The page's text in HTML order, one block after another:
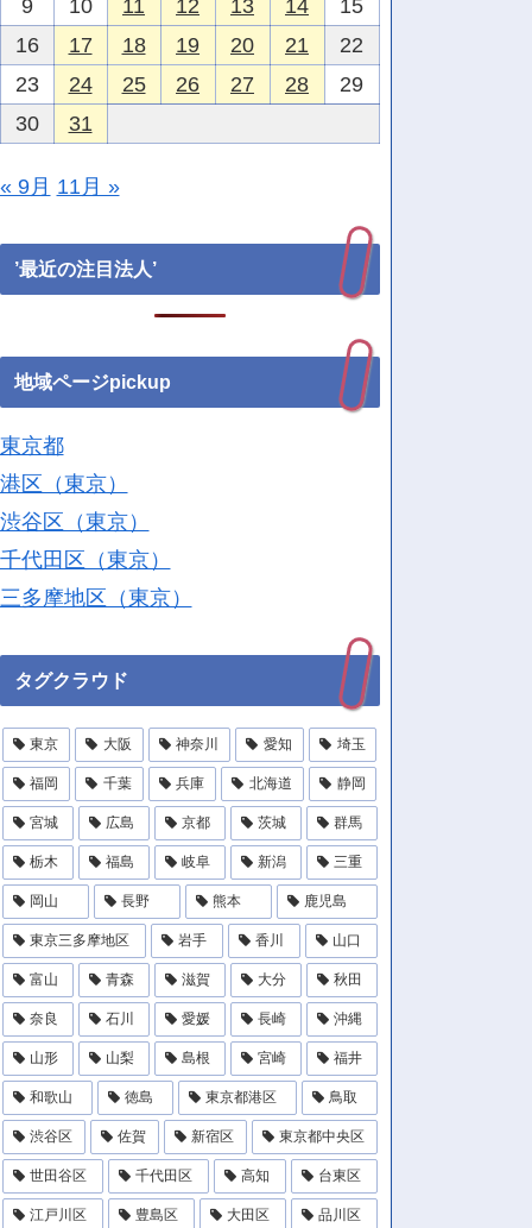
9
10 11 12 13 14
15
16
17 18 19 20 21
22
23
24 25 26 27 28
29
30
31
« 9月 11月 »
’最近の注目法人’
地域ページpickup
東京都
港区（東京）
渋谷区（東京）
千代田区（東京）
三多摩地区（東京）
タグクラウド
東京 大阪 神奈川 愛知 埼玉
福岡 千葉 兵庫 北海道 静岡
宮城 広島 京都 茨城 群馬
栃木 福島 岐阜 新潟 三重
岡山 長野 熊本 鹿児島
東京三多摩地区 岩手 香川 山口
富山 青森 滋賀 大分 秋田
奈良 石川 愛媛 長崎 沖縄
山形 山梨 島根 宮崎 福井
和歌山 徳島 東京都港区 鳥取
渋谷区 佐賀 新宿区 東京都中央区
世田谷区 千代田区 高知 台東区
江戸川区 豊島区 大田区 品川区